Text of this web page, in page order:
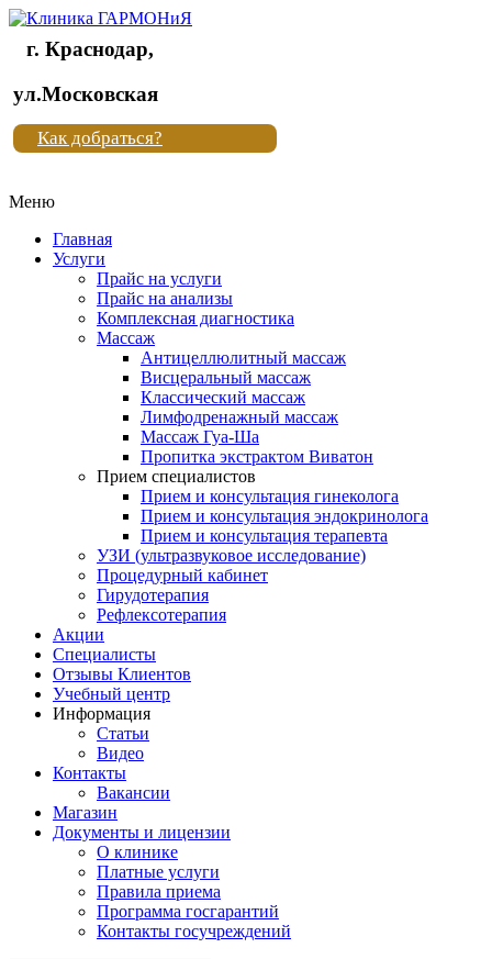
Клиника
"Новая
жизнь"
Клиника
жизнь"
г. Краснодар,
ул.Московская
Как добраться?
Меню
Главная
Услуги
Прайс на услуги
Прайс на анализы
Комплексная диагностика
Массаж
Антицеллюлитный массаж
Висцеральный массаж
Классический массаж
Лимфодренажный массаж
Массаж Гуа-Ша
Пропитка экстрактом Виватон
Прием специалистов
Прием и консультация гинеколога
Прием и консультация эндокринолога
Прием и консультация терапевта
УЗИ (ультразвуковое исследование)
Процедурный кабинет
Гирудотерапия
Рефлексотерапия
Акции
Специалисты
Отзывы Клиентов
Учебный центр
Информация
Статьи
Видео
Контакты
Вакансии
Магазин
Документы и лицензии
О клинике
Платные услуги
Правила приема
Программа госгарантий
Контакты госучреждений